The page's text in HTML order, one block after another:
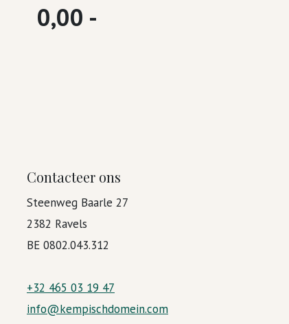
0,00 -
Contacteer ons
Steenweg Baarle 27
2382 Ravels
BE 0802.043.312
+32 465 03 19 47
info@kempischdomein.com